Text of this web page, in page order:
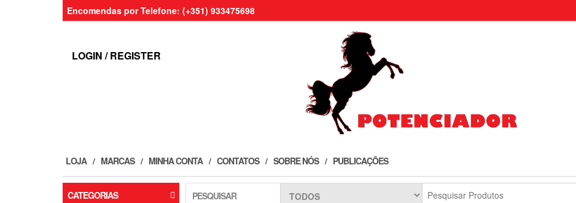
Encomendas por Telefone: (+351) 933475698
LOGIN / REGISTER
LOJA MARCAS MINHA CONTA CONTATOS SOBRE NÓS PUBLICAÇÕES
CATEGORIAS PESQUISAR